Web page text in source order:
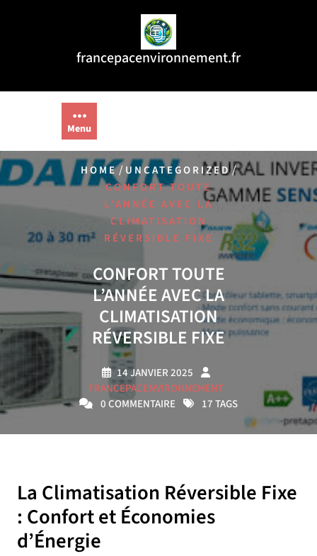
francepacenvironnement.fr
Menu
HOME/ UNCATEGORIZED/
CONFORT TOUTE
L’ANNÉE AVEC LA
CLIMATISATION
RÉVERSIBLE FIXE
CONFORT TOUTE
L’ANNÉE AVEC LA
CLIMATISATION
RÉVERSIBLE FIXE
14 JANVIER 2025
FRANCEPACENVIRONNEMENT
0 COMMENTAIRE
17 TAGS
La Climatisation Réversible Fixe
: Confort et Économies
d’Énergie